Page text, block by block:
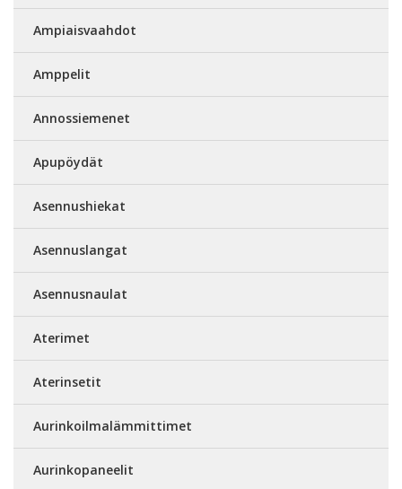
Ampiaisvaahdot
Amppelit
Annossiemenet
Apupöydät
Asennushiekat
Asennuslangat
Asennusnaulat
Aterimet
Aterinsetit
Aurinkoilmalämmittimet
Aurinkopaneelit